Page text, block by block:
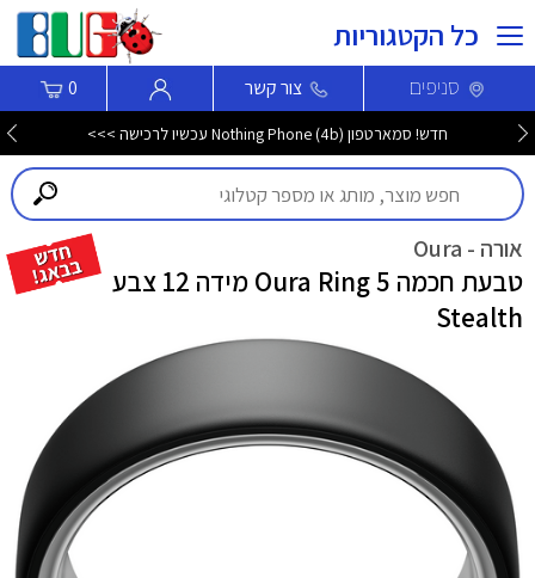
כל הקטגוריות
סניפים צור קשר 0
מגוון מוצרי חשמל במחירים משתלמים >>
אורה - Oura
טבעת חכמה Oura Ring 5 מידה 12 צבע
Stealth